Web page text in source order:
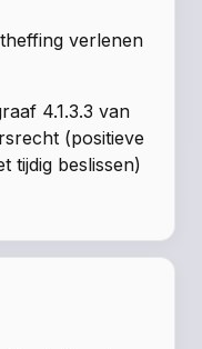
verlenen
4.1.3.3 van
(positieve
tijdig beslissen)